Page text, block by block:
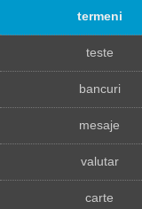
termeni
teste
bancuri
mesaje
valutar
carte